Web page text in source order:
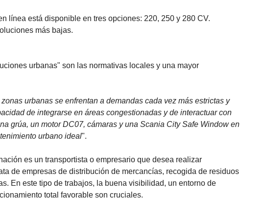
línea está disponible en tres opciones: 220, 250 y 280 CV.
más bajas.
urbanas" son las normativas locales y una mayor
urbanas se enfrentan a demandas cada vez más estrictas y
de integrarse en áreas congestionadas y de interactuar con
grúa, un motor DC07, cámaras y una Scania City Safe Window en
urbano ideal".
es un transportista o empresario que desea realizar
de empresas de distribución de mercancías, recogida de residuos
En este tipo de trabajos, la buena visibilidad, un entorno de
total favorable son cruciales.